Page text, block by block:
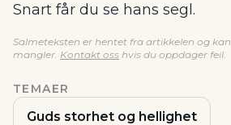
Snart får du se hans segl.
Salmeteksten er hentet fra artikkelen og
mangler. Kontakt oss hvis du oppdager feil.
TEMAER
Guds storhet og hellighet